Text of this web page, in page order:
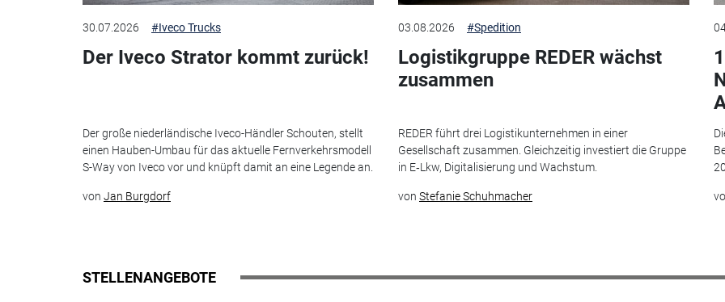
30.07.2026 #Iveco Trucks
Der Iveco Strator kommt zurück!
Der große niederländische Iveco-Händler Schouten, stellt
einen Hauben-Umbau für das aktuelle Fernverkehrsmodell
S-Way von Iveco vor und knüpft damit an eine Legende an.
von Jan Burgdorf
03.08.2026 #Spedition
Logistikgruppe REDER wächst
zusammen
REDER führt drei Logistikunternehmen in einer
Gesellschaft zusammen. Gleichzeitig investiert die Gruppe
in E‑Lkw, Digitalisierung und Wachstum.
von Stefanie Schuhmacher
STELLENANGEBOTE